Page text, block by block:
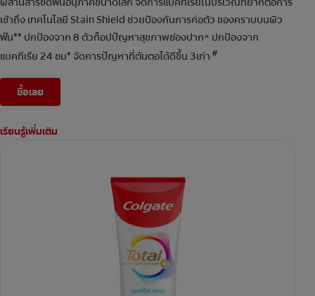
เข้าถึง เทคโนโลยี Stain Shield ช่วยป้องกันการก่อตัว ของคราบบนผิว
ฟัน** ปกป้องจาก 8 ตัวท็อปปัญหาสุขภาพช่องปาก^ ปกป้องจาก
แบคทีเรีย 24 ชม* จัดการปัญหาที่ต้นตอได้ดีขึ้น 3เท่า #
ซื้อเลย
เรียนรู้เพิ่มเติม